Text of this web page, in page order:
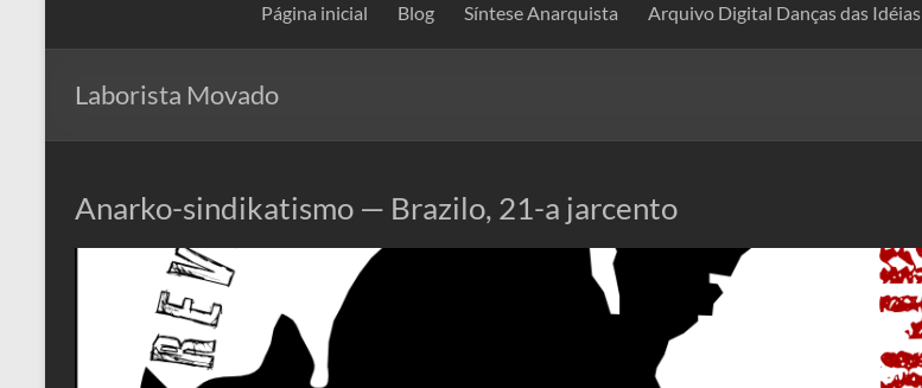
Página inicial Blog Síntese Anarquista Arquivo Digital Danças das Idéias
Laborista Movado
Anarko-sindikatismo — Brazilo, 21-a jarcento